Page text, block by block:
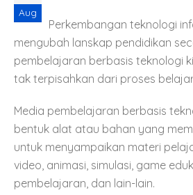
Aug
Perkembangan teknologi
mengubah lanskap pendidikan
pembelajaran berbasis teknologi
tak terpisahkan dari proses
Media pembelajaran berbasis
bentuk alat atau bahan yang
untuk menyampaikan materi
video, animasi, simulasi, game
pembelajaran, dan lain-lain.